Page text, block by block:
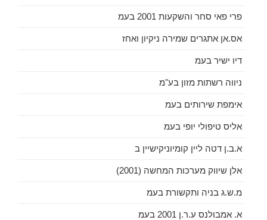
פרי פאי סחר והשקעות 2001 בעמ
אס.אן אתגרים שמירה ניקיון ואחז
דיו ישיר בעמ
ניווה רשתות מזון בע"מ
אימפת שירותים בעמ
אליס טיפולי יופי בעמ
א.ב.ן דטה ליין קומיוניקישיין ב
אלן שיווק מערכות המחשה (2001)
מ.ש.ג בניה ותקשורת בעמ
א. אמבולנס ע.ר.ן 2001 בעמ